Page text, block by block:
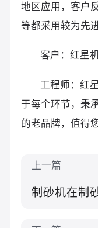
地区应用，客户
等都采用较为先
客户：红星
工程师：红
于每个环节，秉
的老品牌，值得
上一篇
制砂机在制